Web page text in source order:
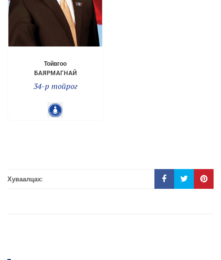
Тойвгоо
БАЯРМАГНАЙ
34-р тойрог
Хуваалцах: